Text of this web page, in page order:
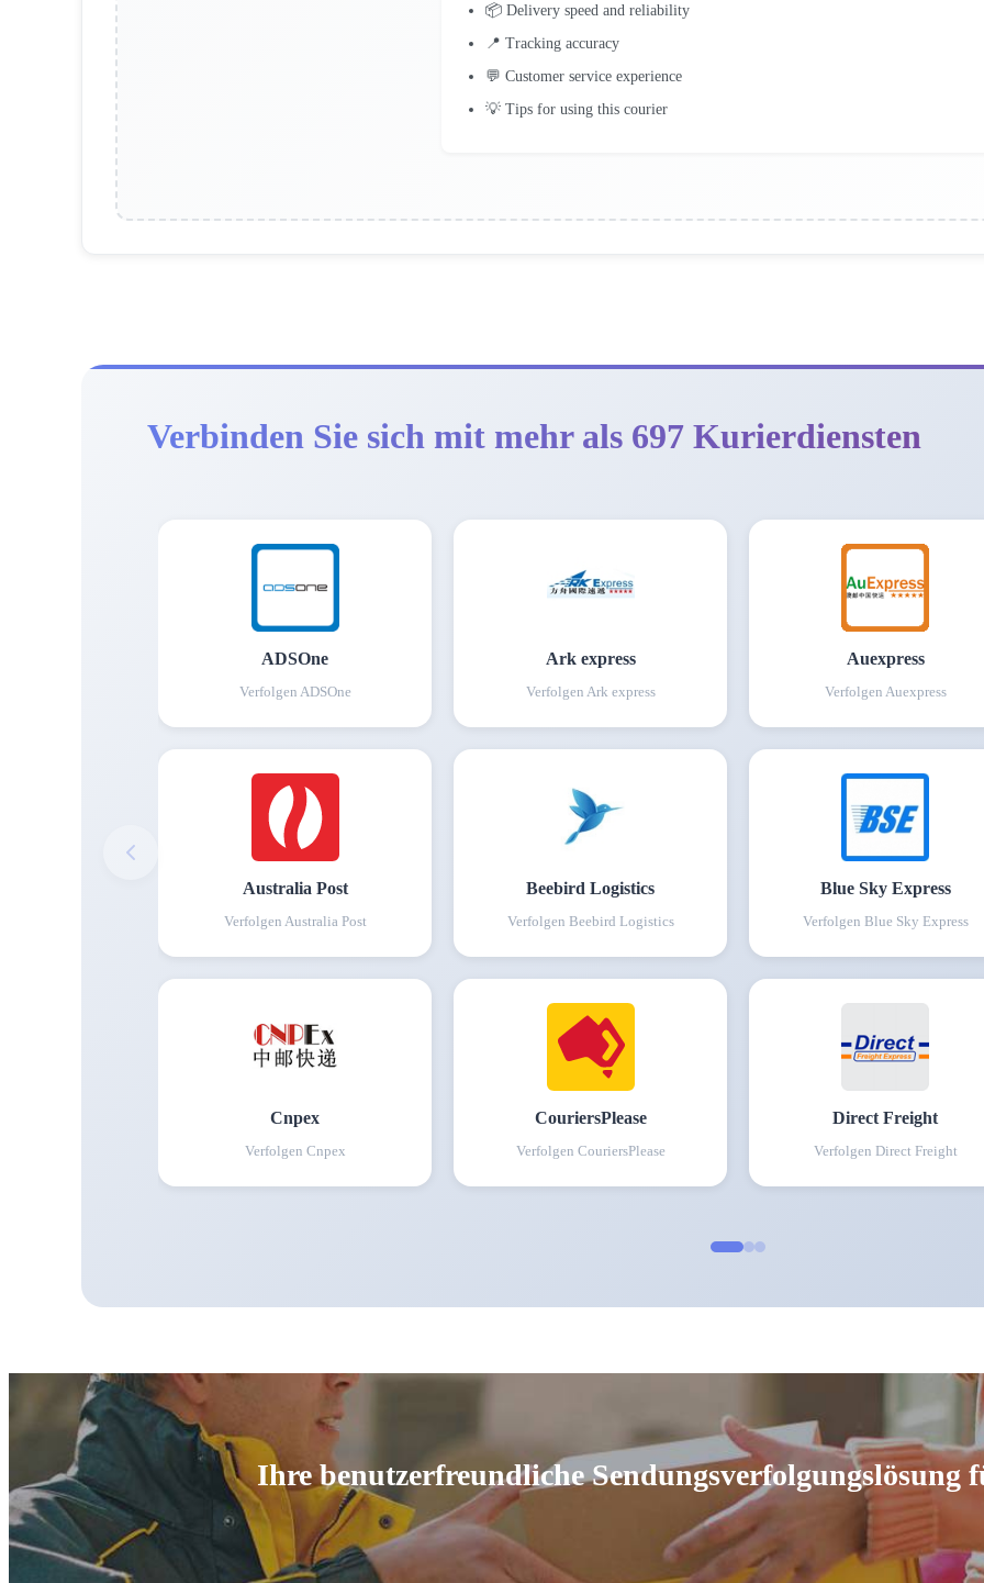
📦 Delivery speed and reliability
📍 Tracking accuracy
💬 Customer service experience
💡 Tips for using this courier
Verbinden Sie sich mit mehr als 697 Kurierdiensten
ADSOne
Verfolgen ADSOne
Ark express
Verfolgen Ark express
Auexpress
Verfolgen Auexpress
Australia Post
Verfolgen Australia Post
Beebird Logistics
Verfolgen Beebird Logistics
Blue Sky Express
Verfolgen Blue Sky Express
Cnpex
Verfolgen Cnpex
CouriersPlease
Verfolgen CouriersPlease
Direct Freight
Verfolgen Direct Freight
Ihre benutzerfreundliche Sendungsverfolgungslösung